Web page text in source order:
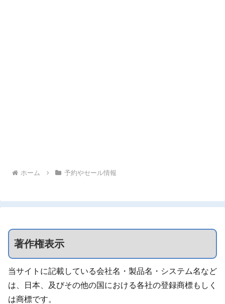
ホーム 予約やセール情報
著作権表示
当サイトに記載している会社名・製品名・システム名など
は、日本、及びその他の国における各社の登録商標もしく
は商標です。